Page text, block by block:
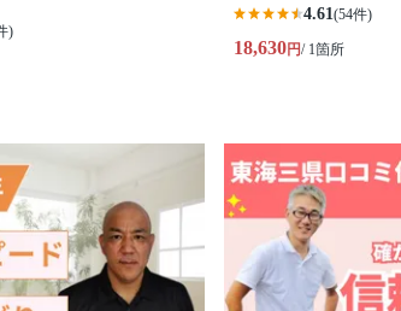
)
4.61(54件)
18,630円/ 1箇所